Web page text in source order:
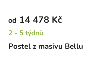
o
d
u
Postel z masivu Bellu
od 14 478 Kč
2 - 5 týdnů